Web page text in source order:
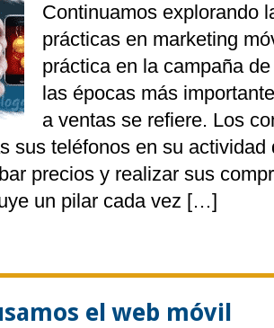
Continuamos explorando
prácticas en marketing
práctica en la campaña
las épocas más
a ventas se refiere. Los
sus teléfonos en su actividad
precios y realizar sus
un pilar cada vez […]
el web móvil